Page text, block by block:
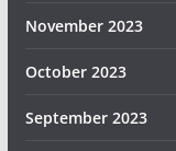
November 2023
October 2023
September 2023